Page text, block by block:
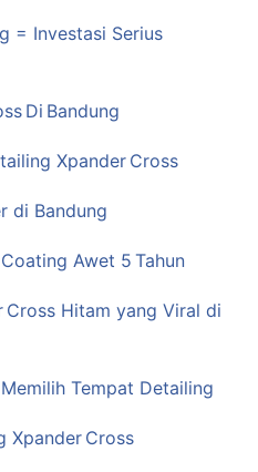
= Investasi Serius
Di Bandung
Xpander Cross
di Bandung
Awet 5 Tahun
Cross Hitam yang Viral di
Tempat Detailing
Xpander Cross